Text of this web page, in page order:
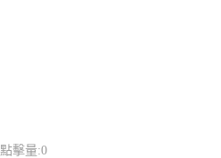
點擊量:0